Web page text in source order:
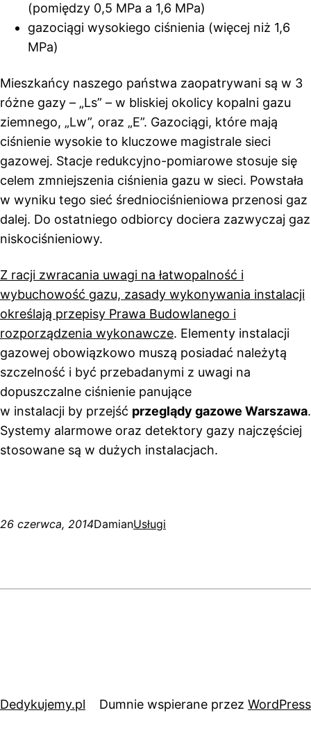
(pomiędzy 0,5 MPa a 1,6 MPa)
gazociągi wysokiego ciśnienia (więcej niż 1,6
MPa)
Mieszkańcy naszego państwa zaopatrywani są w 3
różne gazy – „Ls” – w bliskiej okolicy kopalni gazu
ziemnego, „Lw”, oraz „E”. Gazociągi, które mają
ciśnienie wysokie to kluczowe magistrale sieci
gazowej. Stacje redukcyjno-pomiarowe stosuje się
celem zmniejszenia ciśnienia gazu w sieci. Powstała
w wyniku tego sieć średniociśnieniowa przenosi gaz
dalej. Do ostatniego odbiorcy dociera zazwyczaj gaz
niskociśnieniowy.
Z racji zwracania uwagi na łatwopalność i
wybuchowość gazu, zasady wykonywania instalacji
określają przepisy Prawa Budowlanego i
rozporządzenia wykonawcze. Elementy instalacji
gazowej obowiązkowo muszą posiadać należytą
szczelność i być przebadanymi z uwagi na
dopuszczalne ciśnienie panujące
w instalacji by przejść przeglądy gazowe Warszawa.
Systemy alarmowe oraz detektory gazy najczęściej
stosowane są w dużych instalacjach.
26 czerwca, 2014DamianUsługi
Dedykujemy.pl Dumnie wspierane przez WordPress